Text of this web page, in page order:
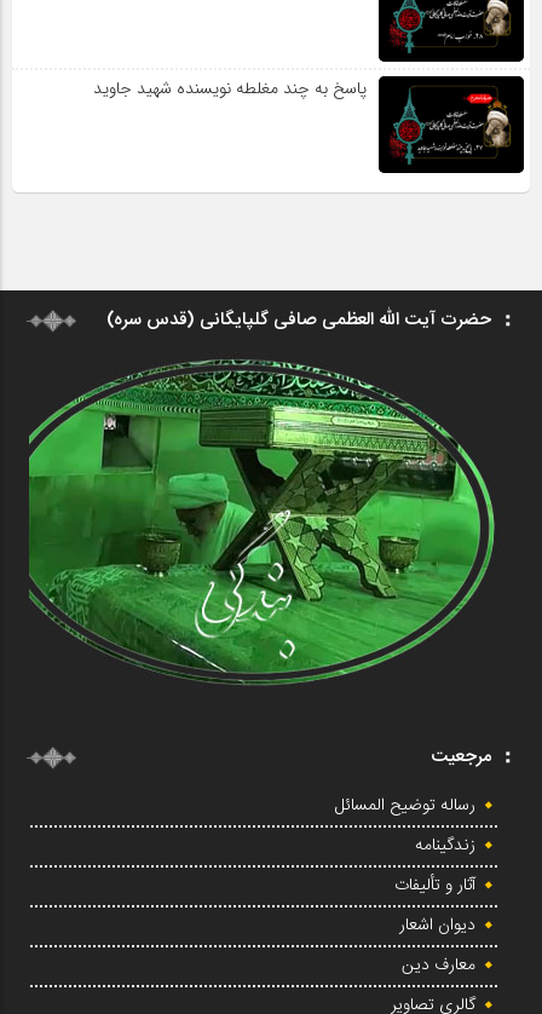
پاسخ به چند مغلطه نویسنده شهید جاوید
حضرت آیت الله العظمی صافی گلپایگانی (قدس سره)
مرجعیت
رساله توضیح المسائل
زندگینامه
آثار و تألیفات
دیوان اشعار
معارف دین
گالری تصاویر